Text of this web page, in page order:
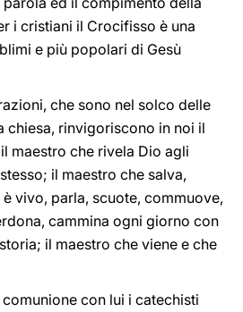
i cristiani il Crocifisso è una
e più popolari di Gesù
che sono nel solco delle
chiesa, rinvigoriscono in noi il
maestro che rivela Dio agli
il maestro che salva,
vivo, parla, scuote, commuove,
cammina ogni giorno con
il maestro che viene e che
con lui i catechisti